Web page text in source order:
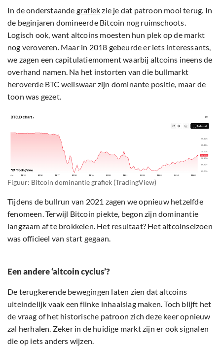
In de onderstaande grafiekzie je dat patroon mooi terug. In
de beginjaren domineerde Bitcoin nog ruimschoots.
Logisch ook, want altcoins moesten hun plek op de markt
nog veroveren. Maar in 2018 gebeurde er iets interessants,
we zagen een capitulatiemoment waarbij altcoins ineens de
overhand namen. Na het instorten van die bullmarkt
heroverde BTC weliswaar zijn dominante positie, maar de
toon was gezet.
Figuur: Bitcoin dominantie grafiek (TradingView)
Tijdens de bullrun van 2021 zagen we opnieuw hetzelfde
fenomeen. Terwijl Bitcoin piekte, begon zijn dominantie
langzaam af te brokkelen. Het resultaat? Het altcoinseizoen
was officieel van start gegaan.
Een andere ‘altcoin cyclus’?
De terugkerende bewegingen laten zien dat altcoins
uiteindelijk vaak een flinke inhaalslag maken. Toch blijft het
de vraag of het historische patroon zich deze keer opnieuw
zal herhalen. Zeker in de huidige markt zijn er ook signalen
die op iets anders wijzen.